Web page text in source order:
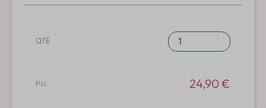
quantité
de
mellifères,
24,90 €